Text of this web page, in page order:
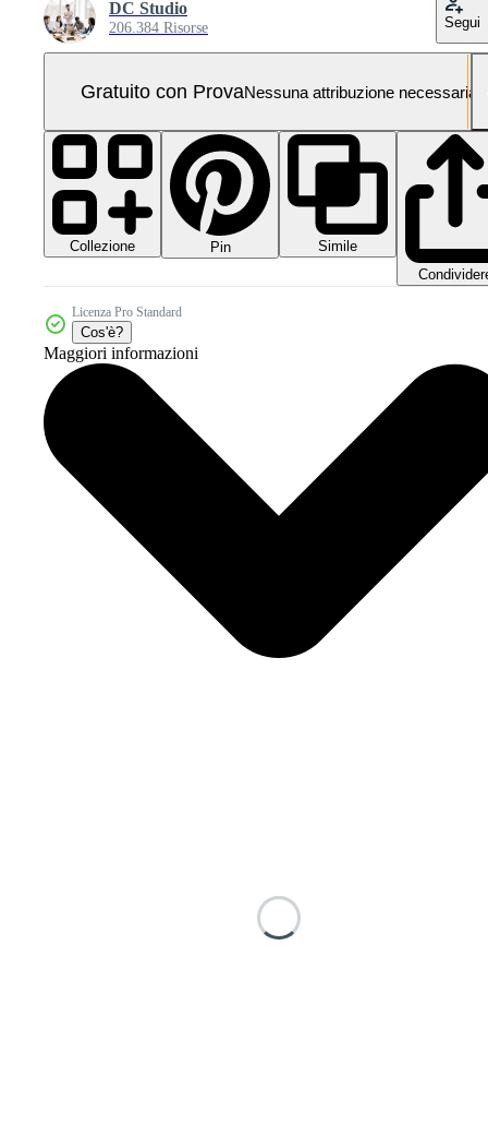
DC Studio
206.384 Risorse Segui
Gratuito con ProvaNessuna attribuzione necessaria
Collezione Pin
Simile
Licenza Pro Standard
Cos'è?
Maggiori informazioni